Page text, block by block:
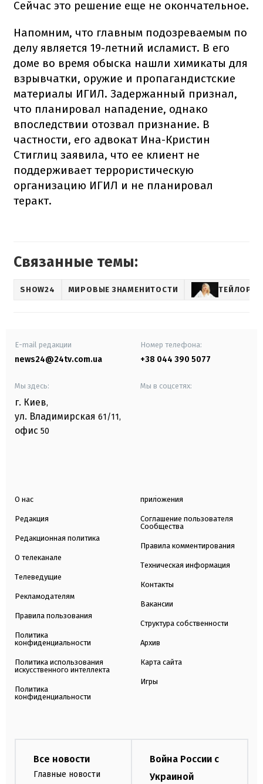
Сейчас это решение еще не окончательное.
Напомним, что главным подозреваемым по
делу является 19-летний исламист. В его
доме во время обыска нашли химикаты для
взрывчатки, оружие и пропагандистские
материалы ИГИЛ. Задержанный признал,
что планировал нападение, однако
впоследствии отозвал признание. В
частности, его адвокат Ина-Кристин
Стиглиц заявила, что ее клиент не
поддерживает террористическую
организацию ИГИЛ и не планировал
теракт.
Связанные темы:
SHOW24 МИРОВЫЕ ЗНАМЕНИТОСТИ ТЕЙЛОР
E-mail редакции
news24@24tv.com.ua
Номер телефона:
+38 044 390 5077
Мы здесь:
г. Киев,
ул. Владимирская 61/11,
офис 50
Мы в соцсетях:
О нас
Редакция
Редакционная политика
О телеканале
Телеведущие
Рекламодателям
Правила пользования
Политика
конфиденциальности
Политика использования
искусственного интеллекта
Политика
конфиденциальности
приложения
Соглашение пользователя
Сообщества
Правила комментирования
Техническая информация
Контакты
Вакансии
Структура собственности
Архив
Карта сайта
Игры
Все новости
Главные новости
Война России с
Украиной